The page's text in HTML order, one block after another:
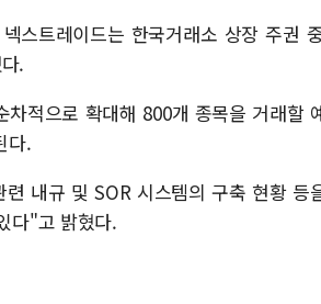
스트레이드는 한국거래소 상장 주권
.
적으로 확대해 800개 종목을 거래할
다.
내규 및 SOR 시스템의 구축 현황 등
다"고 밝혔다.